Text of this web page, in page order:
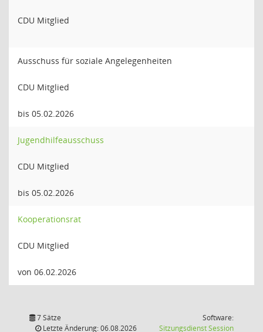
CDU Mitglied
Ausschuss für soziale Angelegenheiten
CDU Mitglied
bis 05.02.2026
Jugendhilfeausschuss
CDU Mitglied
bis 05.02.2026
Kooperationsrat
CDU Mitglied
von 06.02.2026
7 Sätze
Letzte Änderung: 06.08.2026
Software:
SitzungsdienstSession(Wird in